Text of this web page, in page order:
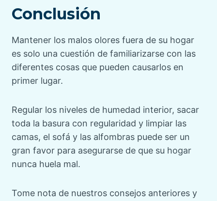
Conclusión
Mantener los malos olores fuera de su hogar
es solo una cuestión de familiarizarse con las
diferentes cosas que pueden causarlos en
primer lugar.
Regular los niveles de humedad interior, sacar
toda la basura con regularidad y limpiar las
camas, el sofá y las alfombras puede ser un
gran favor para asegurarse de que su hogar
nunca huela mal.
Tome nota de nuestros consejos anteriores y